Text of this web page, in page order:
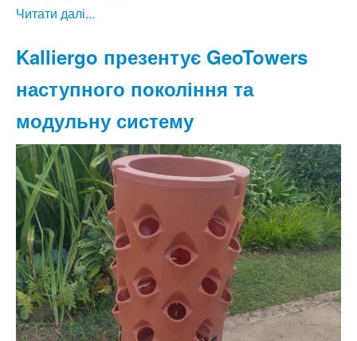
Читати далі...
Kalliergo презентує GeoTowers
наступного покоління та
модульну систему